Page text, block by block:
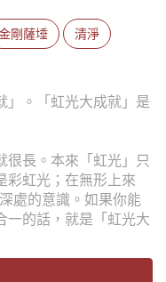
剛薩埵 清淨
」。「虹光大成就」是
很長。本來「虹光」只
彩虹光；在無形上來
處的意識。如果你能
一的話，就是「虹光大